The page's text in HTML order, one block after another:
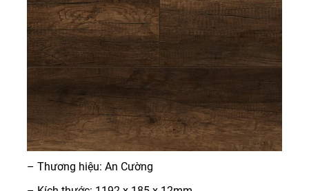
– Thương hiệu: An Cường